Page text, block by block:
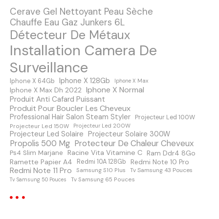
d
e
s
m
e
s
s
a
g
e
Cerave Gel Nettoyant Peau Sèche
Chauffe Eau Gaz Junkers 6L
Détecteur De Métaux
Installation Camera De
Surveillance
Iphone X 64Gb Iphone X 128Gb Iphone X Max
Iphone X Max Dh 2022 Iphone X Normal
Produit Anti Cafard Puissant
Produit Pour Boucler Les Cheveux
Professional Hair Salon Steam Styler
Projecteur Led 100W
Projecteur Led 150W
Projecteur Led 200W
Projecteur Led Solaire Projecteur Solaire 300W
Propolis 500 Mg Protecteur De Chaleur Cheveux
Ps4 Slim Marjane Racine Vita Vitamine C Ram Ddr4 8Go
Ramette Papier A4
Redmi 10A 128Gb Redmi Note 10 Pro
Redmi Note 11 Pro Samsung S10 Plus Tv Samsung 43 Pouces
Tv Samsung 50 Pouces Tv Samsung 65 Pouces